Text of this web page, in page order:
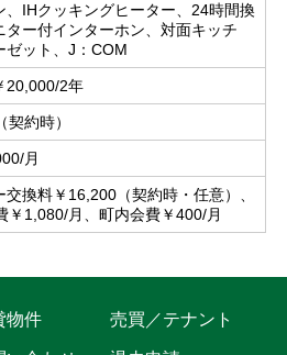
、IHクッキングヒーター、24時間換
ター付インターホン、対面キッチ
ゼット、J：COM
20,000/2年
契約時）
月
交換料￥16,200（契約時・任意）、
￥1,080/月、町内会費￥400/月
物件
売買／テナント